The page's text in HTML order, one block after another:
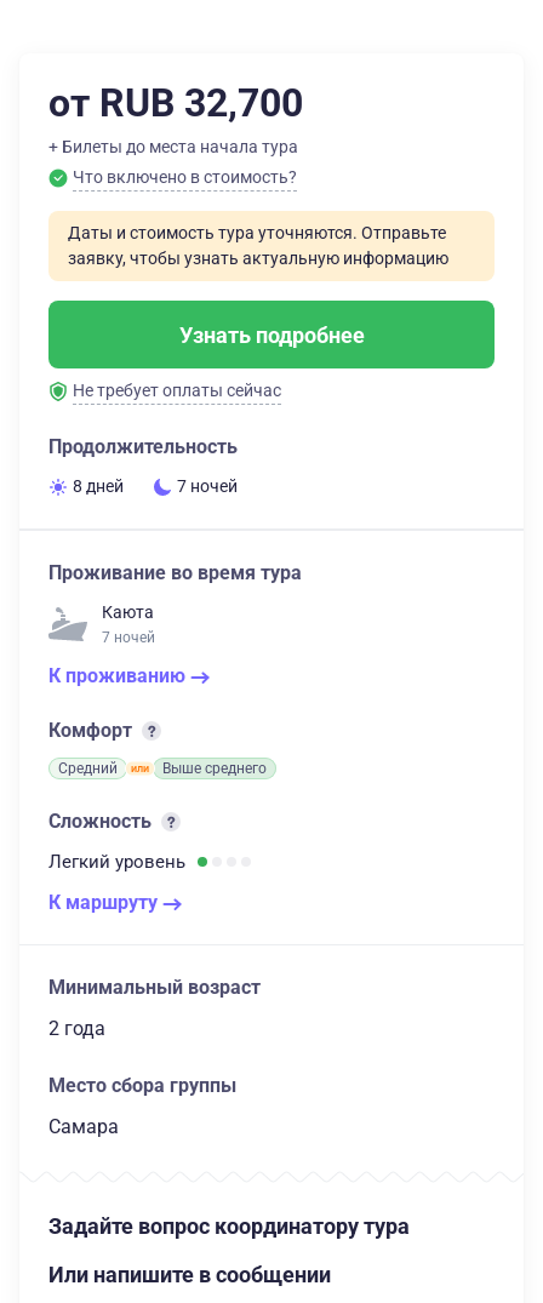
от RUB 32,700
+ Билеты до места начала тура
Что включено в стоимость?
Даты и стоимость тура уточняются. Отправьте
заявку, чтобы узнать актуальную информацию
Узнать подробнее
Не требует оплаты сейчас
Продолжительность
8 дней 7 ночей
Проживание во время тура
Каюта
7 ночей
К проживанию
Комфорт
Средний Выше среднего
Сложность
Легкий уровень
К маршруту
Минимальный возраст
2 года
Место сбора группы
Самара
Задайте вопрос координатору тура
Или напишите в сообщении